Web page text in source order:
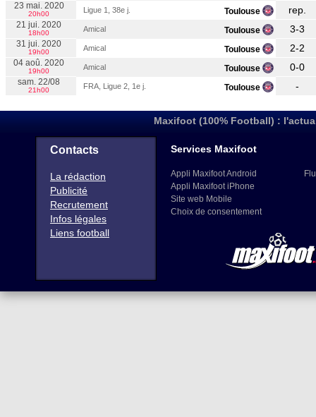
23 mai. 2020
20h00 Ligue 1, 38e j. Toulouse rep.
21 jui. 2020
18h00 Amical Toulouse 3-3
31 jui. 2020
19h00 Amical Toulouse 2-2
04 aoû. 2020
19h00 Amical Toulouse 0-0
sam. 22/08
21h00 FRA, Ligue 2, 1e j. Toulouse -
Maxifoot (100% Football) :
Contacts
La rédaction
Publicité
Recrutement
Infos légales
Liens football
Services Maxifoot
Appli Maxifoot Android
Appli Maxifoot iPhone
Site web Mobile
Choix de consentement